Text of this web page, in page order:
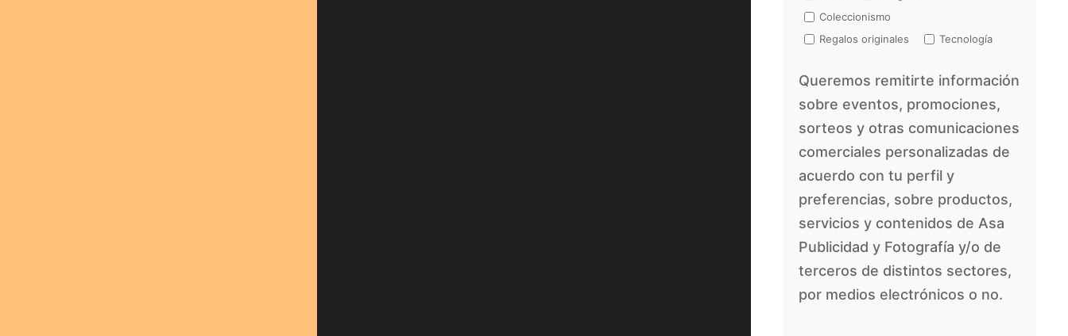
Coleccionismo
Regalos originales
Tecnología
Queremos remitirte información
sobre eventos, promociones,
sorteos y otras comunicaciones
comerciales personalizadas de
acuerdo con tu perfil y
preferencias, sobre productos,
servicios y contenidos de Asa
Publicidad y Fotografía y/o de
terceros de distintos sectores,
por medios electrónicos o no.